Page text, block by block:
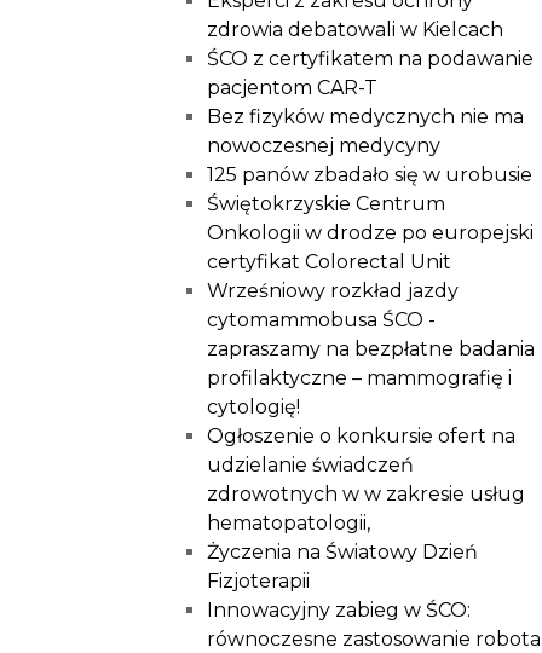
zdrowia debatowali w Kielcach
ŚCO z certyfikatem na podawanie
pacjentom CAR-T
Bez fizyków medycznych nie ma
nowoczesnej medycyny
125 panów zbadało się w urobusie
Świętokrzyskie Centrum
Onkologii w drodze po europejski
certyfikat Colorectal Unit
Wrześniowy rozkład jazdy
cytomammobusa ŚCO -
zapraszamy na bezpłatne badania
profilaktyczne – mammografię i
cytologię!
Ogłoszenie o konkursie ofert na
udzielanie świadczeń
zdrowotnych w w zakresie usług
hematopatologii,
Życzenia na Światowy Dzień
Fizjoterapii
Innowacyjny zabieg w ŚCO:
równoczesne zastosowanie robota